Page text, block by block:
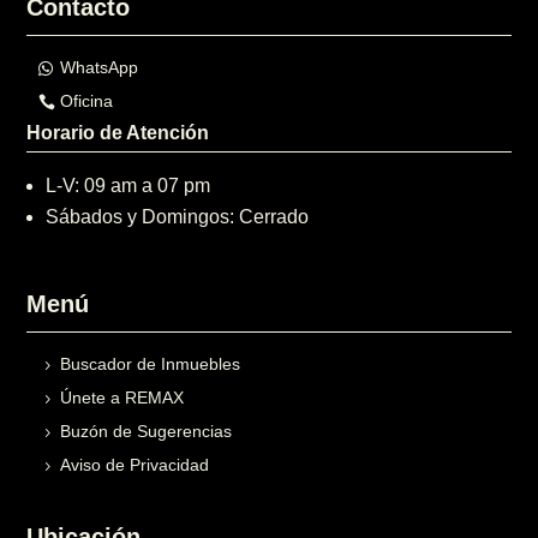
Contacto
WhatsApp
Oficina
Horario de Atención
L-V: 09 am a 07 pm
Sábados y Domingos: Cerrado
Menú
Buscador de Inmuebles
Únete a REMAX
Buzón de Sugerencias
Aviso de Privacidad